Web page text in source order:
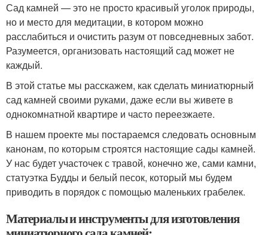
Сад камней — это не просто красивый уголок природы,
но и место для медитации, в котором можно
расслабиться и очистить разум от повседневных забот.
Разумеется, организовать настоящий сад может не
каждый.
В этой статье мы расскажем, как сделать миниатюрный
сад камней своими руками, даже если вы живете в
однокомнатной квартире и часто переезжаете.
В нашем проекте мы постараемся следовать основным
канонам, по которым строятся настоящие сады камней.
У нас будет участочек с травой, конечно же, сами камни,
статуэтка Будды и белый песок, который мы будем
приводить в порядок с помощью маленьких грабелек.
Материалы и инструменты для изготовления